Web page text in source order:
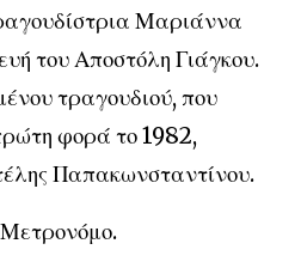
Μαριάννα
του Αποστόλη Γιάγκου.
τραγουδιού, που
φορά το 1982,
Παπακωνσταντίνου.